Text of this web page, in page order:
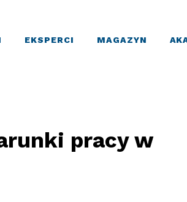
EKSPERCI MAGAZYN
pracy w